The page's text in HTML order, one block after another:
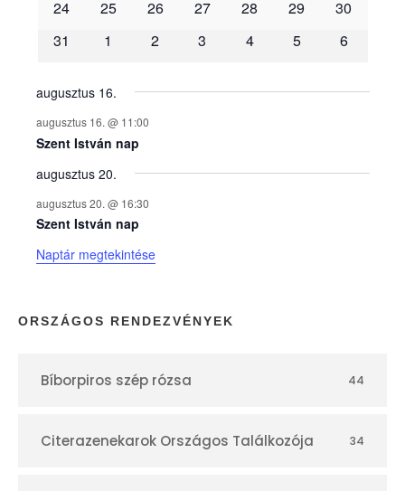
é
n
y
e
k
n
a
p
r
24
25 26 27 28 29
30
31
1 2 3 4 5 6
augusztus 16.
augusztus 16. @ 11:00
Szent István nap
augusztus 20.
augusztus 20. @ 16:30
Szent István nap
Naptár megtekintése
ORSZÁGOS RENDEZVÉNYEK
Bíborpiros szép rózsa 44
Citerazenekarok Országos Találkozója 34